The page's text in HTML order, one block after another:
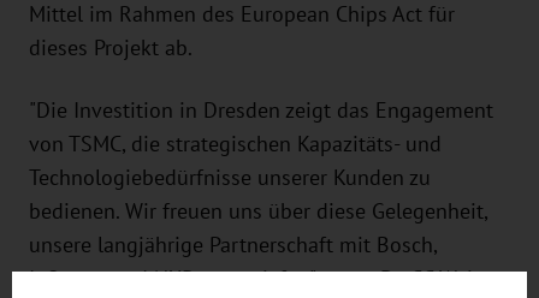
Mittel im Rahmen des European Chips Act für
dieses Projekt ab.
"Die Investition in Dresden zeigt das Engagement
von TSMC, die strategischen Kapazitäts- und
Technologiebedürfnisse unserer Kunden zu
bedienen. Wir freuen uns über diese Gelegenheit,
unsere langjährige Partnerschaft mit Bosch,
Infineon und NXP zu vertiefen", sagte Dr. CC Wei,